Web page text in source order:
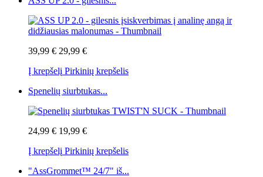
39,99 € 29,99 €
Į krepšelį Pirkinių krepšelis
Spenelių siurbtukas...
24,99 € 19,99 €
Į krepšelį Pirkinių krepšelis
"AssGrommet™ 24/7" iš...